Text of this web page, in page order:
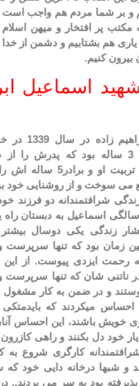
مردم هم واجب است که در این
و میهن اسلام احتیاج به
و دشمن از خدا بی خبر را
ابراهیم
شهید اسماعیل ابراهیم زاده در سال 1339 در خانواده ای
شد. 3 ساله بود که پدرش را از دست داد
ومادرش مسئولیت تربیت او و برادر5 ساله اش را به عهده
از روشنایی خود برای نشان
دو فرزند خود استفاده
7 سالگی اسماعیل به دبستان راه یافت ولی
یکی دوسال بیشتر نتوانست
که تنها سرپرست و یاور آنها
پیوست. از این پس برای
شان که تنها سرپرست و راهنمای
ضمن به کار مشغول شدند، اما
که بایدمتکی به خدا و
این احساس آنان را وادار
بکنند و راهی کازرون شوند. در
کارگری شروع به کار کردند،
دایی خود که سرپرستی
به سر می بردند.. درزمانی که